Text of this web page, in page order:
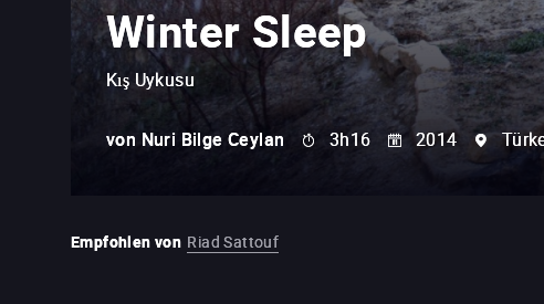
Winter Sleep
Kış Uykusu
von Nuri Bilge Ceylan 3h16 2014
Empfohlen von Riad Sattouf